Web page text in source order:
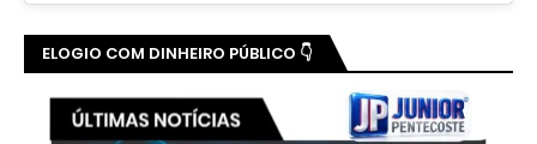
ELOGIO COM DINHEIRO PÚBLICO 👇